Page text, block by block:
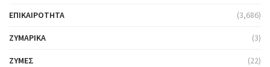
ΕΠΙΚΑΙΡΌΤΗΤΑ (3,686)
ΖΥΜΑΡΙΚΆ (3)
ΖΎΜΕΣ (22)